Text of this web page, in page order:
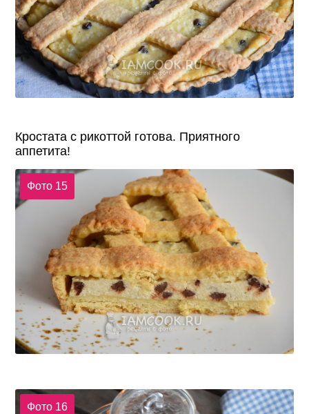
Кростата с рикоттой готова. Приятного
аппетита!
Фото 15
Фото 16